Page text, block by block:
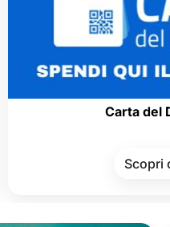
Carta del Docente
Scopri di più